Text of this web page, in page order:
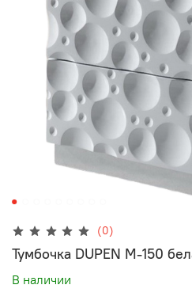
(0)
Тумбочка DUPEN М-150
В наличии